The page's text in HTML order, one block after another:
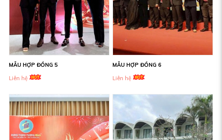
MẪU HỢP ĐỒNG 5
Liên hệ
MẪU HỢP ĐỒNG 6
Liên hệ